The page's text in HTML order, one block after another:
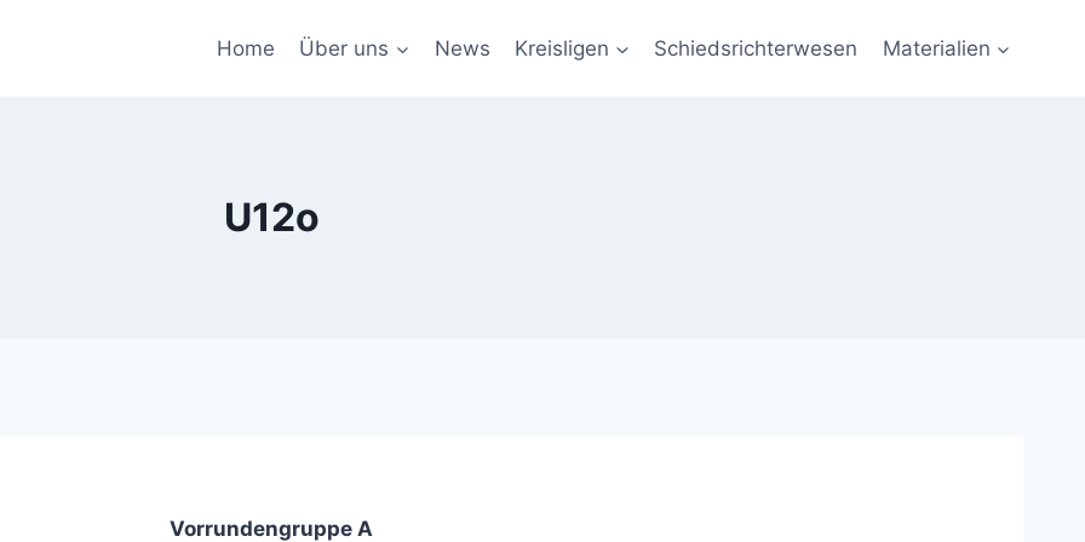
Home Über uns News Kreisligen Schiedsrichterwesen Materialien
U12o
Vorrundengruppe A